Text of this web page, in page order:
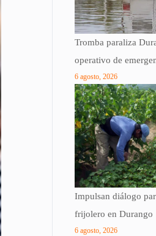
Tromba paraliza
operativo de
6 agosto, 2026
Impulsan diálogo
frijolero en Durango
6 agosto, 2026